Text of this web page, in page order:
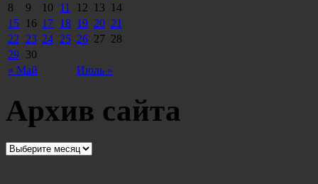
« Май Июль »
8
9 10 11 12 13
14
15
16 17 18 19 20 21
22
23 24 25 26 27 28
29 30
Архив сайта